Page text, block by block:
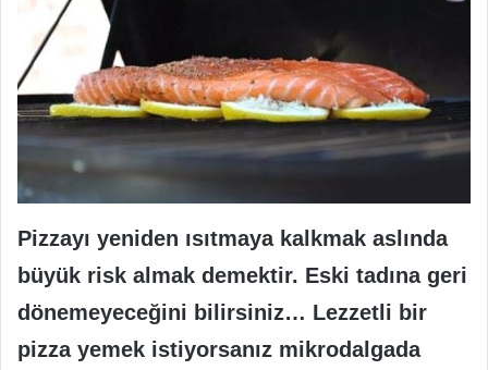
Pizzayı yeniden ısıtmaya kalkmak aslında
büyük risk almak demektir. Eski tadına geri
dönemeyeceğini bilirsiniz… Lezzetli bir
pizza yemek istiyorsanız mikrodalgada